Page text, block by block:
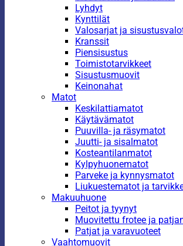
Lyhdyt
Kynttilät
Valosarjat ja
Kranssit
Piensisustus
Toimistotarvikkeet
Sisustusmuovit
Keinonahat
Matot
Keskilattiamatot
Käytävämatot
Puuvilla- ja räsymatot
Juutti- ja sisalmatot
Kosteantilanmatot
Kylpyhuonematot
Parveke ja kynnysmatot
Liukuestematot ja
Makuuhuone
Peitot ja tyynyt
Muovitettu frotee ja
Patjat ja varavuoteet
Vaahtomuovit